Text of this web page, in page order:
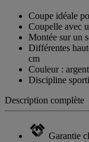
Coupe idéale
Coupelle avec
Montée sur un
Différentes
cm
Couleur :
Discipline
Description complète
Garantie